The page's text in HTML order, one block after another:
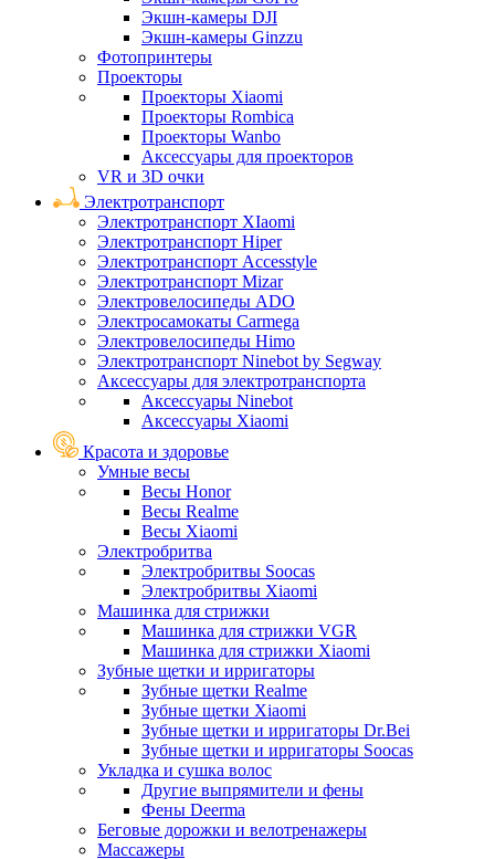
Экшн-камеры DJI
Экшн-камеры Ginzzu
Фотопринтеры
Проекторы
Проекторы Xiaomi
Проекторы Rombica
Проекторы Wanbo
Аксессуары для проекторов
VR и 3D очки
Электротранспорт
Электротранспорт XIaomi
Электротранспорт Hiper
Электротранспорт Accesstyle
Электротранспорт Mizar
Электровелосипеды ADO
Электросамокаты Carmega
Электровелосипеды Himo
Электротранспорт Ninebot by Segway
Аксессуары для электротранспорта
Аксессуары Ninebot
Аксессуары Xiaomi
Красота и здоровье
Умные весы
Весы Honor
Весы Realme
Весы Xiaomi
Электробритва
Электробритвы Soocas
Электробритвы Xiaomi
Машинка для стрижки
Машинка для стрижки VGR
Машинка для стрижки Xiaomi
Зубные щетки и ирригаторы
Зубные щетки Realme
Зубные щетки Xiaomi
Зубные щетки и ирригаторы Dr.Bei
Зубные щетки и ирригаторы Soocas
Укладка и сушка волос
Другие выпрямители и фены
Фены Deerma
Беговые дорожки и велотренажеры
Массажеры